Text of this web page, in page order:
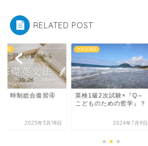
RELATED POST
ま英語
1級2次試験×『Q～
2024年7月9日
すきま英語
まずはチーム分けしてみ
ます
2022年5月26日